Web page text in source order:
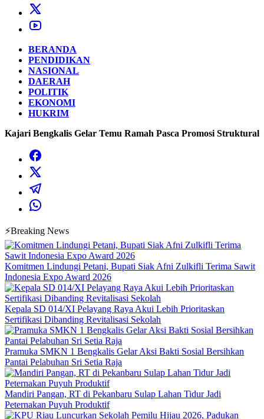
BERANDA
PENDIDIKAN
NASIONAL
DAERAH
POLITIK
EKONOMI
HUKRIM
Kajari Bengkalis Gelar Temu Ramah Pasca Promosi Struktural
⚡Breaking News
Komitmen Lindungi Petani, Bupati Siak Afni Zulkifli Terima Sawit
Indonesia Expo Award 2026
Kepala SD 014/XI Pelayang Raya Akui Lebih Prioritaskan
Sertifikasi Dibanding Revitalisasi Sekolah
Pramuka SMKN 1 Bengkalis Gelar Aksi Bakti Sosial Bersihkan
Pantai Pelabuhan Sri Setia Raja
Mandiri Pangan, RT di Pekanbaru Sulap Lahan Tidur Jadi
Peternakan Puyuh Produktif